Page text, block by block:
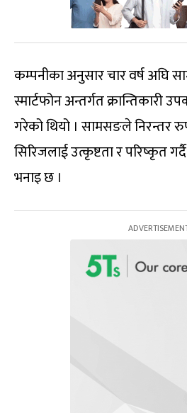
कम्पनीका अनुसार चार वर्ष अघि
स्मार्टफोन अन्तर्गत
गरेको थियो । सामसङले निरन्तर
सिरिजलाई उत्कृष्टता र परिष्कृत
भनाइ छ ।